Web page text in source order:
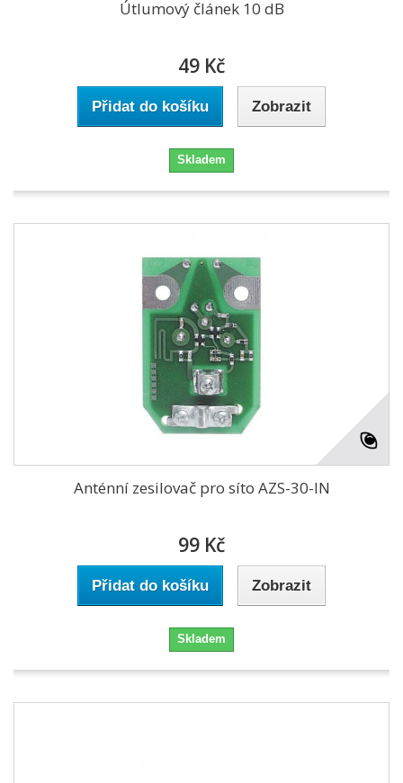
Útlumový článek 10 dB
49 Kč
Přidat do košíku Zobrazit
Skladem
Anténní zesilovač pro síto AZS-30-IN
99 Kč
Přidat do košíku Zobrazit
Skladem